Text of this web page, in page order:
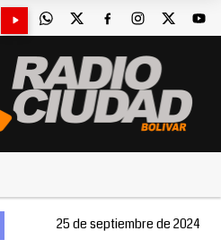
25 de septiembre de 2024